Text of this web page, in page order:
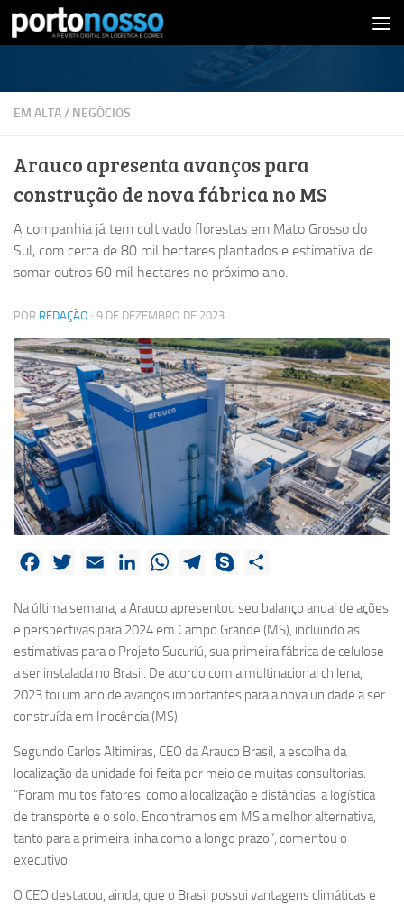
Skip to content
EM ALTA/ NEGÓCIOS
Arauco apresenta avanços para
construção de nova fábrica no MS
A companhia já tem cultivado florestas em Mato Grosso do
Sul, com cerca de 80 mil hectares plantados e estimativa de
somar outros 60 mil hectares no próximo ano.
POR REDAÇÃO · 9 DE DEZEMBRO DE 2023
Facebook
Twitter Email LinkedInWhatsAppTelegram
Skype
Na última semana, a Arauco apresentou seu balanço anual de ações
e perspectivas para 2024 em Campo Grande (MS), incluindo as
estimativas para o Projeto Sucuriú, sua primeira fábrica de celulose
a ser instalada no Brasil. De acordo com a multinacional chilena,
2023 foi um ano de avanços importantes para a nova unidade a ser
construída em Inocência (MS).
Segundo Carlos Altimiras, CEO da Arauco Brasil, a escolha da
localização da unidade foi feita por meio de muitas consultorias.
“Foram muitos fatores, como a localização e distâncias, a logística
de transporte e o solo. Encontramos em MS a melhor alternativa,
tanto para a primeira linha como a longo prazo”, comentou o
executivo.
O CEO destacou, ainda, que o Brasil possui vantagens climáticas e